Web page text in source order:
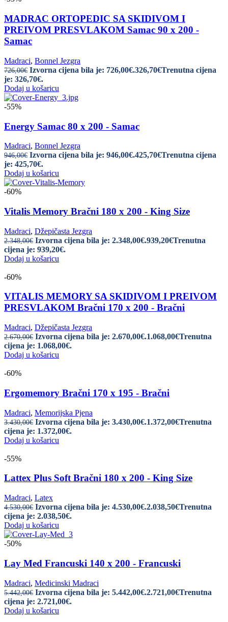
MADRAC ORTOPEDIC SA SKIDIVOM I
PREIVOM PRESVLAKOM Samac 90 x 200 -
Samac
Madraci, Bonnel Jezgra
726,00€ Izvorna cijena bila je: 726,00€.326,70€Trenutna cijena
je: 326,70€.
Dodaj u košaricu
-55%
Energy Samac 80 x 200 - Samac
Madraci, Bonnel Jezgra
946,00€ Izvorna cijena bila je: 946,00€.425,70€Trenutna cijena
je: 425,70€.
Dodaj u košaricu
-60%
Vitalis Memory Bračni 180 x 200 - King Size
Madraci, Džepičasta Jezgra
2.348,00€ Izvorna cijena bila je: 2.348,00€.939,20€Trenutna
cijena je: 939,20€.
Dodaj u košaricu
-60%
VITALIS MEMORY SA SKIDIVOM I PREIVOM
PRESVLAKOM Bračni 170 x 200 - Bračni
Madraci, Džepičasta Jezgra
2.670,00€ Izvorna cijena bila je: 2.670,00€.1.068,00€Trenutna
cijena je: 1.068,00€.
Dodaj u košaricu
-60%
Ergomemory Bračni 170 x 195 - Bračni
Madraci, Memorijska Pjena
3.430,00€ Izvorna cijena bila je: 3.430,00€.1.372,00€Trenutna
cijena je: 1.372,00€.
Dodaj u košaricu
-55%
Lattex Plus Soft Bračni 180 x 200 - King Size
Madraci, Latex
4.530,00€ Izvorna cijena bila je: 4.530,00€.2.038,50€Trenutna
cijena je: 2.038,50€.
Dodaj u košaricu
-50%
Lay Med Francuski 140 x 200 - Francuski
Madraci, Medicinski Madraci
5.442,00€ Izvorna cijena bila je: 5.442,00€.2.721,00€Trenutna
cijena je: 2.721,00€.
Dodaj u košaricu